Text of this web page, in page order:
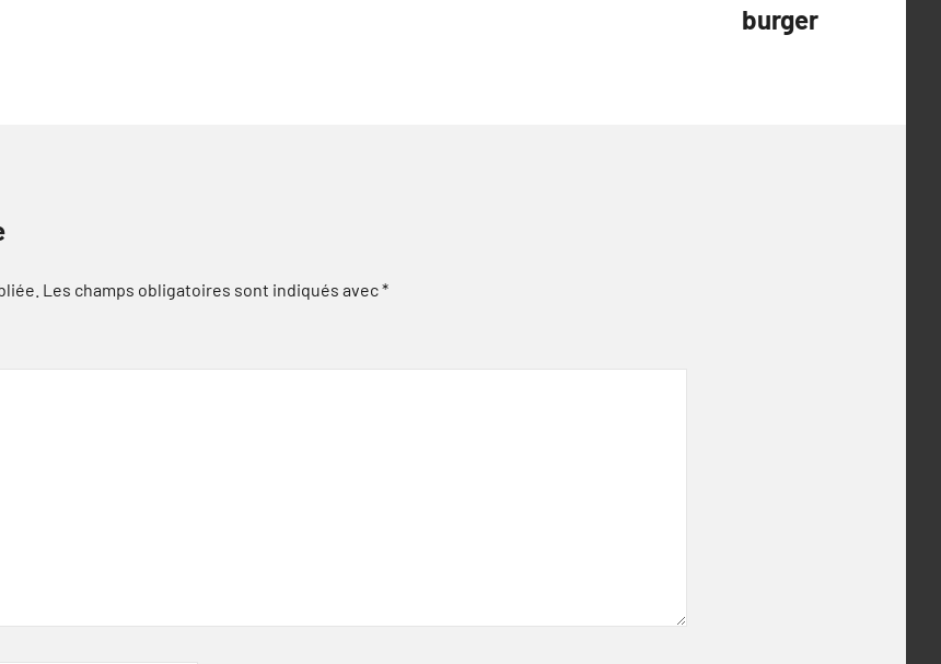
burger
Les champs obligatoires sont indiqués avec*